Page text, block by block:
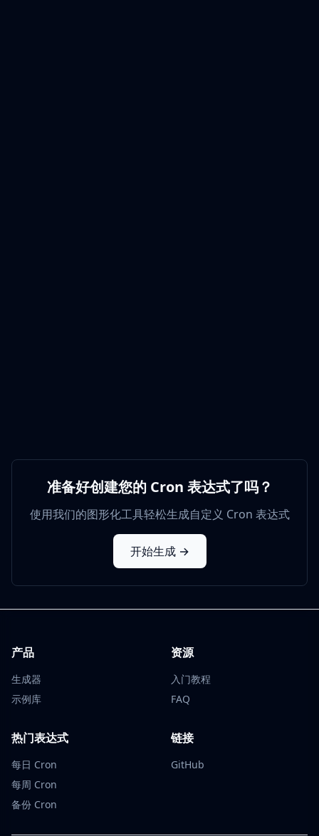
准备好创建您的 Cron 表达式了吗？
使用我们的图形化工具轻松生成自定义 Cron 表达式
开始生成 →
产品
生成器
示例库
资源
入门教程
FAQ
热门表达式
每日 Cron
每周 Cron
备份 Cron
链接
GitHub